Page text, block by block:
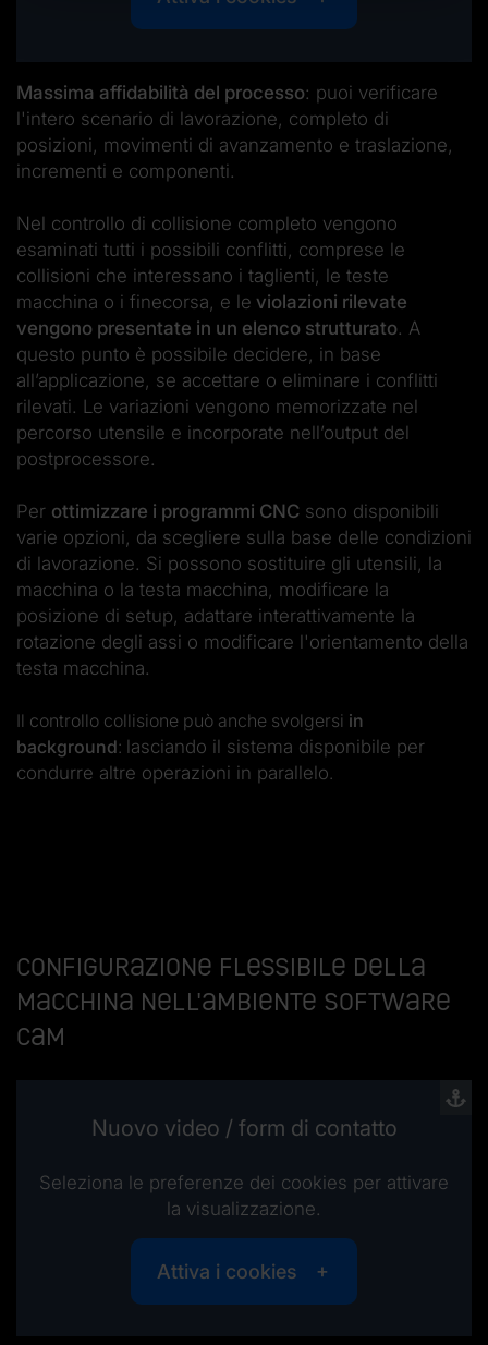
Massima affidabilità del processo: puoi verificare
l'intero scenario di lavorazione, completo di
posizioni, movimenti di avanzamento e traslazione,
incrementi e componenti.
Nel controllo di collisione completo vengono
esaminati tutti i possibili conflitti, comprese le
collisioni che interessano i taglienti, le teste
macchina o i finecorsa, e le violazioni rilevate
vengono presentate in un elenco strutturato. A
questo punto è possibile decidere, in base
all’applicazione, se accettare o eliminare i conflitti
rilevati. Le variazioni vengono memorizzate nel
percorso utensile e incorporate nell’output del
postprocessore.
Per ottimizzare i programmi CNC sono disponibili
varie opzioni, da scegliere sulla base delle condizioni
di lavorazione. Si possono sostituire gli utensili, la
macchina o la testa macchina, modificare la
posizione di setup, adattare interattivamente la
rotazione degli assi o modificare l'orientamento della
testa macchina.
Il controllo collisione può anche svolgersi in
background: lasciando il sistema disponibile per
condurre altre operazioni in parallelo.
Configurazione flessibile della
macchina nell'ambiente software
CAM
Nuovo video / form di contatto
Seleziona le preferenze dei cookies per attivare
la visualizzazione.
Attiva i cookies